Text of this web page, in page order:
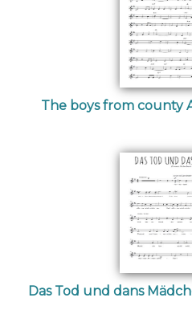
The boys from county
Das Tod und dans